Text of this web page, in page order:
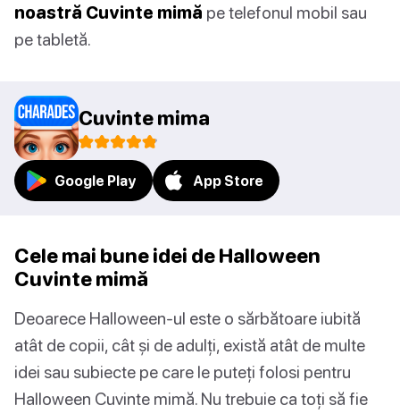
noastră Cuvinte mimă pe telefonul mobil sau
pe tabletă.
Cuvinte mima
Google Play App Store
Cele mai bune idei de Halloween
Cuvinte mimă
Deoarece Halloween-ul este o sărbătoare iubită
atât de copii, cât și de adulți, există atât de multe
idei sau subiecte pe care le puteți folosi pentru
Halloween Cuvinte mimă. Nu trebuie ca toți să fie